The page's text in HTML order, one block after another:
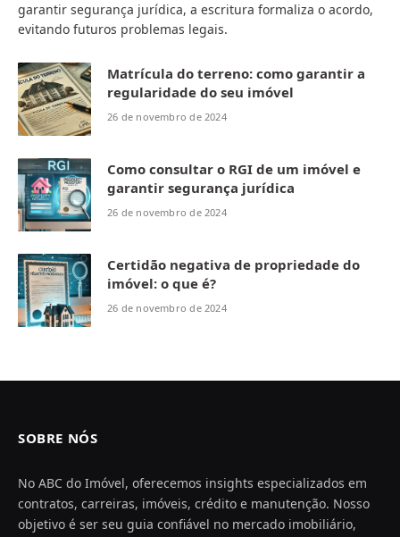
garantir segurança jurídica, a escritura formaliza o acordo,
evitando futuros problemas legais.
Matrícula do terreno: como garantir a
regularidade do seu imóvel
26 de novembro de 2024
Como consultar o RGI de um imóvel e
garantir segurança jurídica
26 de novembro de 2024
Certidão negativa de propriedade do
imóvel: o que é?
26 de novembro de 2024
SOBRE NÓS
No ABC do Imóvel, oferecemos insights especializados em
contratos, carreiras, imóveis, crédito e manutenção. Nosso
objetivo é ser seu guia confiável no mercado imobiliário,